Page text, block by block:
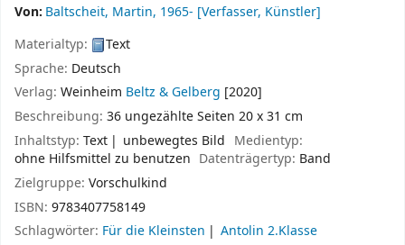
Von: Baltscheit, Martin, 1965- [Verfasser, Künstler]
Materialtyp:
Text
Sprache: Deutsch
Verlag: Weinheim Beltz & Gelberg [2020]
Beschreibung: 36 ungezählte Seiten 20 x 31 cm
Inhaltstyp: Text unbewegtes Bild Medientyp:
ohne Hilfsmittel zu benutzen Datenträgertyp: Band
Zielgruppe: Vorschulkind
ISBN: 9783407758149
Schlagwörter: Für die Kleinsten
Antolin 2.Klasse